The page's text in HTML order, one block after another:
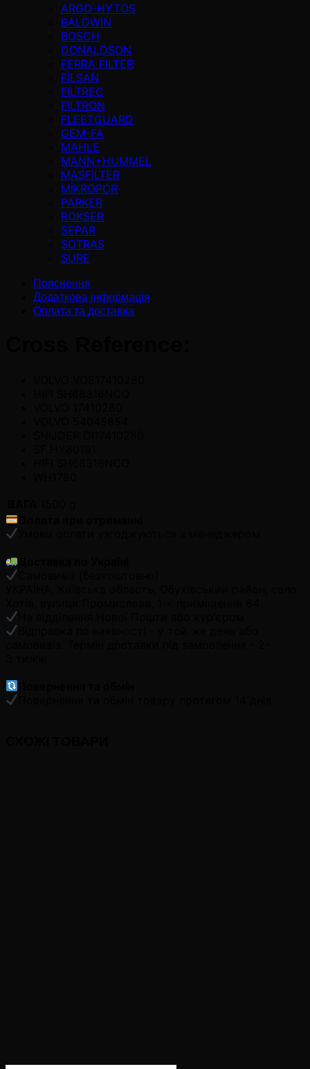
ARGO-HYTOS
BALDWIN
BOSCH
DONALDSON
FERRA FILTER
FİLSAN
FILTREC
FILTRON
FLEETGUARD
GEM-FA
MAHLE
MANN+HUMMEL
MASFİLTER
MİKROPOR
PARKER
ROKSER
SEPAR
SOTRAS
SURE
Пояснення
Додаткова інформація
Оплата та доставка